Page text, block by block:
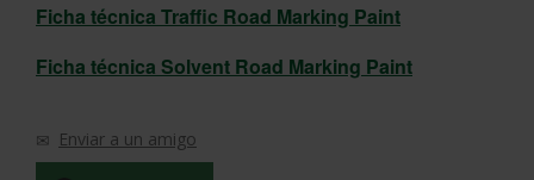
Ficha técnica Traffic Road Marking Paint
Ficha técnica Solvent Road Marking Paint
Enviar a un amigo